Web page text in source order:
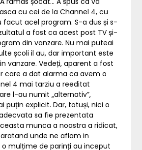
cu cei de la Channel 4, cu
facut acel program. S-a dus și s-
a fost ca acest post TV și-
din vanzare. Nu mai puteai
școli il au, dar important este
vanzare. Vedeți, aparent a fost
care a dat alarma ca avem o
4 mai tarziu a reeditat
l-au numit „alternativ”,
puțin explicit. Dar, totuși, nici o
sa fie prezentata
munca a noastra a ridicat,
unde ne aflam in
o mulțime de parinți au inceput